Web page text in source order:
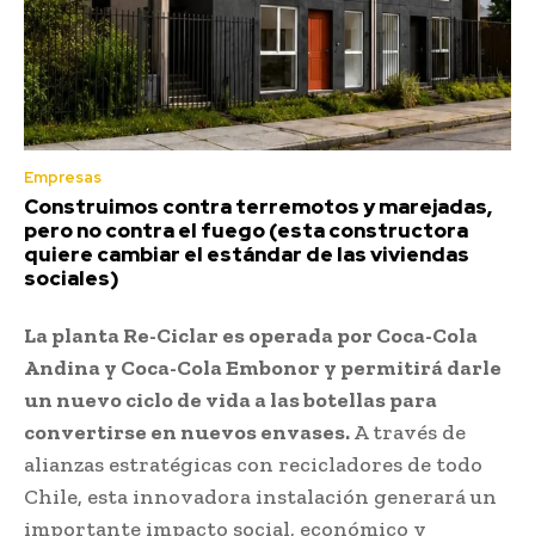
Empresas
Construimos contra terremotos y marejadas,
pero no contra el fuego (esta constructora
quiere cambiar el estándar de las viviendas
sociales)
La planta Re-Ciclar es operada por Coca-Cola
Andina y Coca-Cola Embonor y permitirá darle
un nuevo ciclo de vida a las botellas para
convertirse en nuevos envases.A través de
alianzas estratégicas con recicladores de todo
Chile, esta innovadora instalación generará un
importante impacto social, económico y